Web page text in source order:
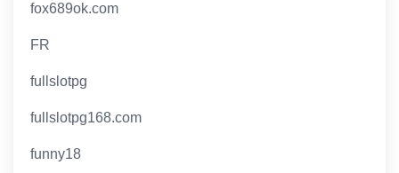
fox689ok.com
FR
fullslotpg
fullslotpg168.com
funny18